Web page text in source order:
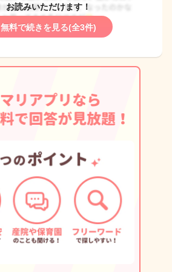
お読みいただけます！
無料で続きを見る(全3件)